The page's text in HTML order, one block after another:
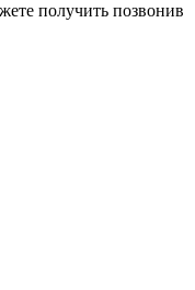
получить позвонив